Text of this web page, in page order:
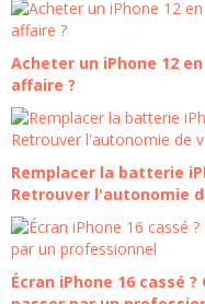
Acheter un iPhone 12
affaire ?
Remplacer la batterie
Retrouver l'autonomie
Écran iPhone 16 cassé